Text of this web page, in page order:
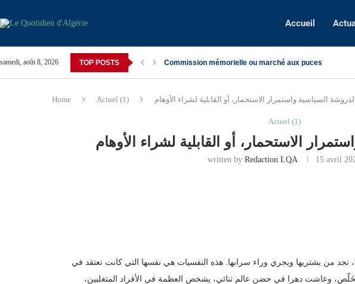
Accueil
samedi, août 8, 2026 TOP POSTS Commission mémorielle ou marché aux puces
Home Actuel (1) الدروشة السياسية واستمرار الاستحمار، أو القابلية لشراء الأوهام
Actuel (1)
الاستحمار، أو القابلية لشراء الأوهام
written byRedaction LQA 15 avril
تجد من يشتريها ويجري وراء سرابها. هذه النفسيات هي نفسها التي كانت تعتقد في
وعاشت دهرا في حضن عالم ثنائي، يشخص العظمة في الأفراد المتغلبين،